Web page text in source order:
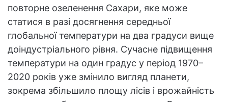
повторне озеленення Сахари, яке може
статися в разі досягнення середньої
глобальної температури на два градуси вище
доіндустріального рівня. Сучасне підвищення
температури на один градус у період 1970–
2020 років уже змінило вигляд планети,
зокрема збільшило площу лісів і врожайність